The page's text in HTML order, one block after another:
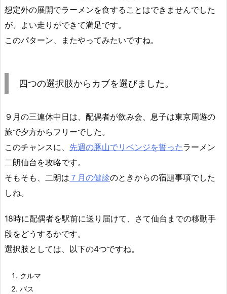
想定外の展開でラーメンを食することはできませんでした
が、よい走りができて満足です。
このパターン、またやってみたいですね。
四つの選択肢からカブを選びました。
９月の三連休中日は、配偶者が飲み会、息子は東京周遊の
旅で夕方からフリーでした。
このチャンスに、 先週の豚山でリベンジを誓ったラーメン
二朗仙台を攻略です。
そもそも、二朗は ７月の健診のときからの宿題事項でした
しね。
18時に配偶者を駅前に送り届けて、さて仙台までの移動手
段をどうするかです。
選択肢としては、以下の4つですね。
クルマ
バス